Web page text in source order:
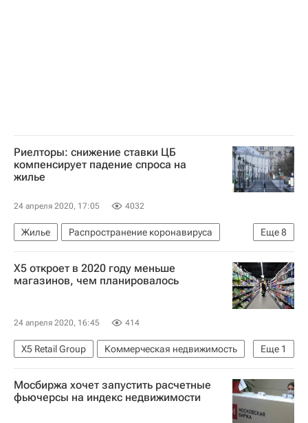
Риелторы: снижение ставки ЦБ
компенсирует падение спроса на
жилье
24 апреля 2020, 17:05 4032
Еще8
Жилье
Распространение коронавируса
Москва
Центральный Банк РФ (ЦБ РФ)
Метриум Групп
Est-a-Tet
Мария Литинецкая
Коронавирус COVID-19
Коронавирус в России
X5 откроет в 2020 году меньше
магазинов, чем планировалось
24 апреля 2020, 16:45 414
Еще 1
X5 Retail Group
Коммерческая недвижимость
Торговая недвижимость
Мосбиржа хочет запустить расчетные
фьючерсы на индекс недвижимости